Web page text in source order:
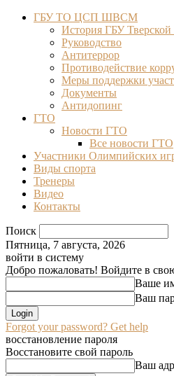
ГБУ ТО ЦСП ШВСМ
История ГБУ
Руководство
Антитеррор
Противодействие
Меры поддержки
Документы
Антидопинг
ГТО
Новости ГТО
Все новости ГТО
Участники Олимпийских
Виды спорта
Тренеры
Видео
Контакты
Поиск
Пятница, 7 августа, 2026
войти в систему
Добро пожаловать! Войдите в
Ваше
Ваш
Forgot your password? Get help
восстановление пароля
Восстановите свой пароль
Ваш